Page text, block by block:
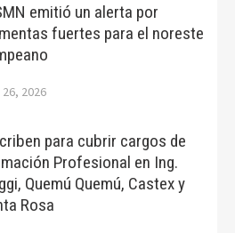
emitió un alerta por
fuertes para el noreste
2026
para cubrir cargos de
Profesional en Ing.
Quemú Quemú, Castex y
Rosa